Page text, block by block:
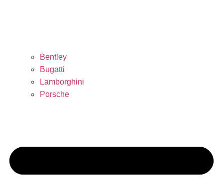
Bentley
Bugatti
Lamborghini
Porsche